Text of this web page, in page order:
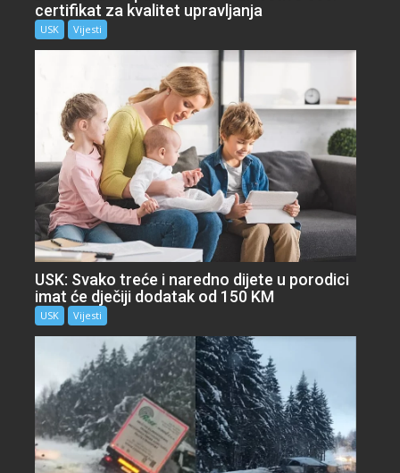
certifikat za kvalitet upravljanja
USK Vijesti
USK: Svako treće i naredno dijete u porodici
imat će dječiji dodatak od 150 KM
USK Vijesti